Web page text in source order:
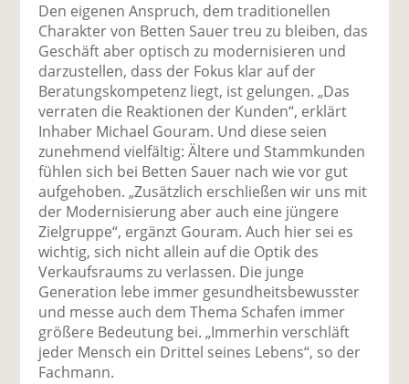
Den eigenen Anspruch, dem traditionellen
Charakter von Betten Sauer treu zu bleiben, das
Geschäft aber optisch zu modernisieren und
darzustellen, dass der Fokus klar auf der
Beratungskompetenz liegt, ist gelungen. „Das
verraten die Reaktionen der Kunden“, erklärt
Inhaber Michael Gouram. Und diese seien
zunehmend vielfältig: Ältere und Stammkunden
fühlen sich bei Betten Sauer nach wie vor gut
aufgehoben. „Zusätzlich erschließen wir uns mit
der Modernisierung aber auch eine jüngere
Zielgruppe“, ergänzt Gouram. Auch hier sei es
wichtig, sich nicht allein auf die Optik des
Verkaufsraums zu verlassen. Die junge
Generation lebe immer gesundheitsbewusster
und messe auch dem Thema Schafen immer
größere Bedeutung bei. „Immerhin verschläft
jeder Mensch ein Drittel seines Lebens“, so der
Fachmann.